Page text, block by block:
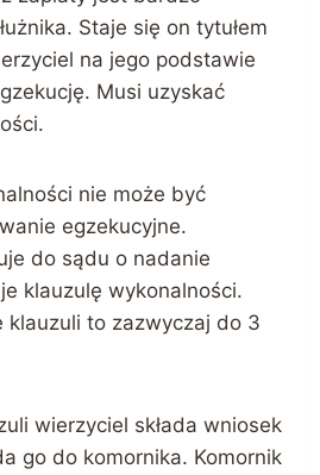
Staje się on tytułem
na jego podstawie
Musi uzyskać
nie może być
egzekucyjne.
do sądu o nadanie
klauzulę wykonalności.
klauzuli to zazwyczaj do 3
wierzyciel składa wniosek
go do komornika. Komornik